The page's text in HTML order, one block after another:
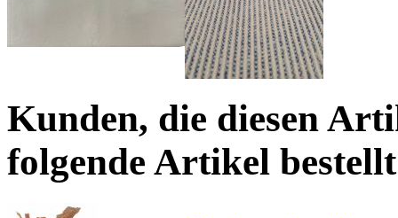
Kunden, die diesen
folgende Artikel